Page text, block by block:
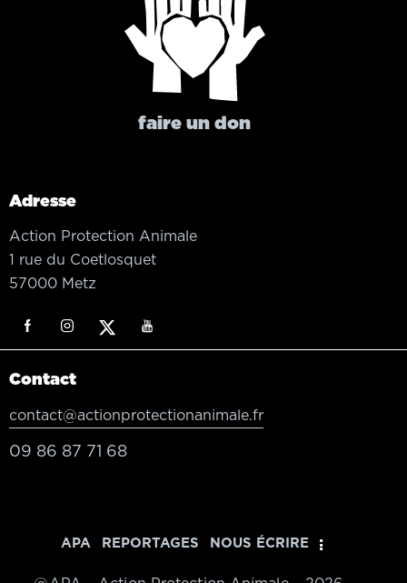
faire un don
Adresse
Action Protection Animale
1 rue du Coetlosquet
57000 Metz
Contact
contact@actionprotectionanimale.fr
09 86 87 71 68
APA REPORTAGES NOUS ÉCRIRE